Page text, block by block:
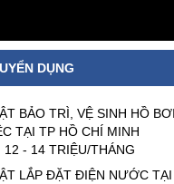
DỤNG
BẢO TRÌ, VỆ SINH HỒ BƠI
TẠI TP HỒ CHÍ MINH
- 14 TRIỆU/THÁNG
LẮP ĐẶT ĐIỆN NƯỚC TẠI